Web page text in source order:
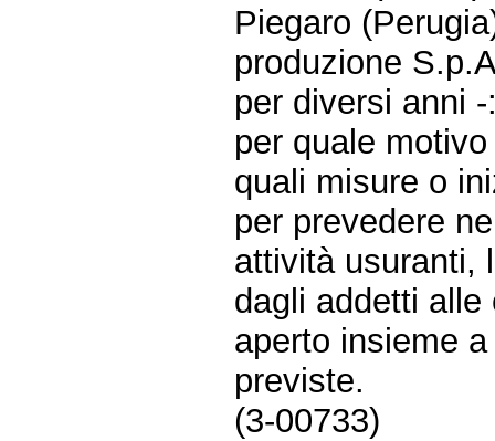
Piegaro
produzione
per diversi anni -
per quale
quali misure o
per prevedere
attività usuranti,
dagli addetti
aperto insieme
previste.
(3-00733)